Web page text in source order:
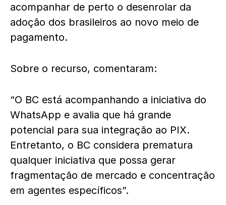
acompanhar de perto o desenrolar da
adoção dos brasileiros ao novo meio de
pagamento.
Sobre o recurso, comentaram:
“O BC está acompanhando a iniciativa do
WhatsApp e avalia que há grande
potencial para sua integração ao PIX.
Entretanto, o BC considera prematura
qualquer iniciativa que possa gerar
fragmentação de mercado e concentração
em agentes específicos”.